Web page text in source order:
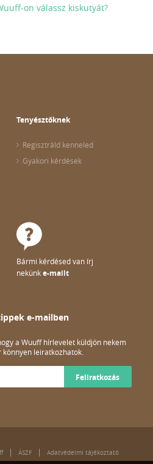
on válassz kiskutyát?
Tenyésztőknek
Regisztráld kenneled
Gyakori kérdések
Bármi kérdésed van írj
nekünke-mailt
e-mailben
a Wuuff hírlevelet küldjön nekem
leiratkozhatok.
Feliratkozás
ÁSZF Adatvédelmi tájékoztató